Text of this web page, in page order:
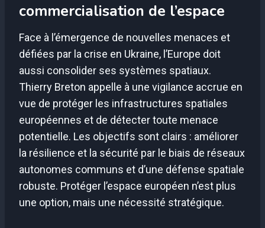
commercialisation de l’espace
Face à l’émergence de nouvelles menaces et
défiées par la crise en Ukraine, l’Europe doit
aussi consolider ses systèmes spatiaux.
Thierry Breton appelle à une vigilance accrue en
vue de protéger les infrastructures spatiales
européennes et de détecter toute menace
potentielle. Les objectifs sont clairs : améliorer
la résilience et la sécurité par le biais de réseaux
autonomes communs et d’une défense spatiale
robuste. Protéger l’espace européen n’est plus
une option, mais une nécessité stratégique.